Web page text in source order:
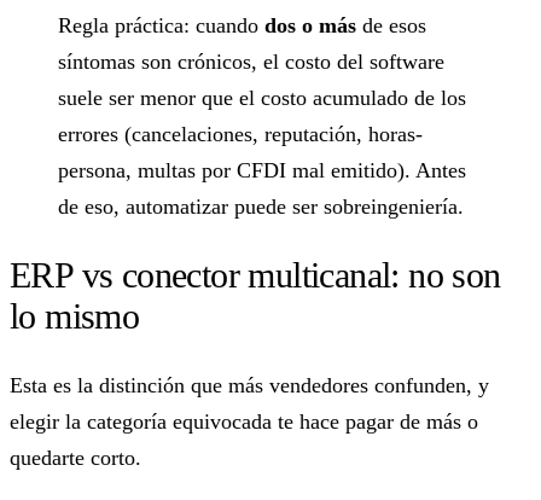
Regla práctica: cuando dos o más de esos
síntomas son crónicos, el costo del software
suele ser menor que el costo acumulado de los
errores (cancelaciones, reputación, horas-
persona, multas por CFDI mal emitido). Antes
de eso, automatizar puede ser sobreingeniería.
ERP vs conector multicanal: no son
lo mismo
Esta es la distinción que más vendedores confunden, y
elegir la categoría equivocada te hace pagar de más o
quedarte corto.